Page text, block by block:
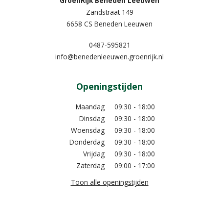
Zandstraat 149
6658 CS Beneden Leeuwen
0487-595821
info@benedenleeuwen.groenrijk.nl
Openingstijden
Maandag
09:30 - 18:00
Dinsdag
09:30 - 18:00
Woensdag
09:30 - 18:00
Donderdag
09:30 - 18:00
Vrijdag
09:30 - 18:00
Zaterdag
09:00 - 17:00
Toon alle openingstijden